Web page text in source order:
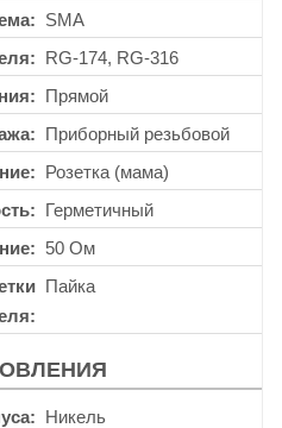
SMA
RG-174, RG-316
Прямой
Приборный резьбовой
Розетка (мама)
Герметичный
50 Ом
Пайка
Никель